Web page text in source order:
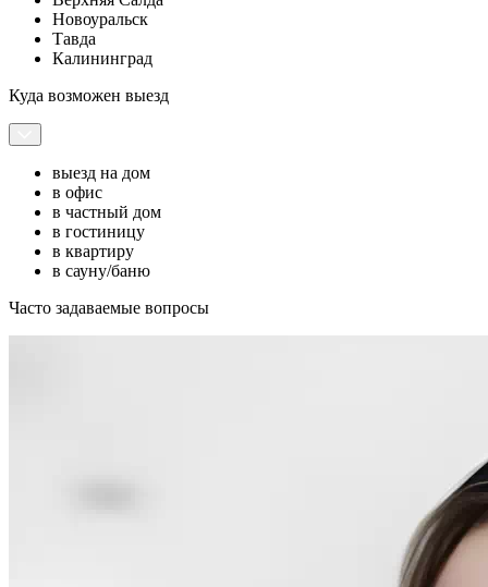
Новоуральск
Тавда
Калининград
Куда возможен выезд
выезд на дом
в офис
в частный дом
в гостиницу
в квартиру
в сауну/баню
Часто задаваемые вопросы